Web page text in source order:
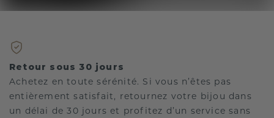
Retour sous 30 jours
Achetez en toute sérénité. Si vous n’êtes pas
entièrement satisfait, retournez votre bijou dans
un délai de 30 jours et profitez d’un service sans